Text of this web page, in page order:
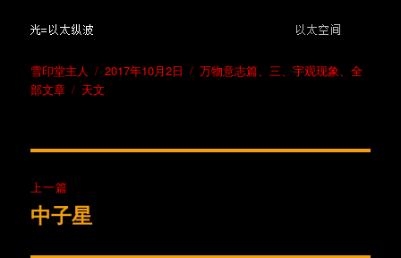
作
者
雪印堂主人
发
2017年10月2日
分
万物意志篇 三、宇观现象 、全
部文章
标
天文
章
上一篇
上
中子星